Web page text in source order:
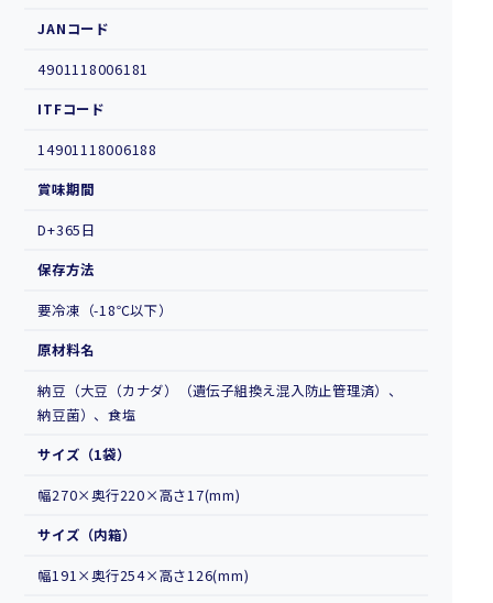
JANコード
4901118006181
ITFコード
14901118006188
賞味期間
D+365日
保存方法
要冷凍（-18℃以下）
原材料名
納豆（大豆（カナダ）（遺伝子組換え混入防止管理済）、
納豆菌）、食塩
サイズ（1袋）
幅270×奥行220×高さ17(mm)
サイズ（内箱）
幅191×奥行254×高さ126(mm)